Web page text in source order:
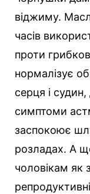
віджиму.
часів
проти
нормалізує
серця і
симптоми
заспокоює
розладах. А
чоловікам як